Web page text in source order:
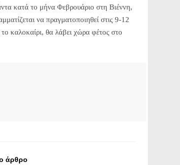
κατά το μήνα Φεβρουάριο στη Βιέννη,
να πραγματοποιηθεί στις 9-12
καλοκαίρι, θα λάβει χώρα φέτος στο
άρθρο